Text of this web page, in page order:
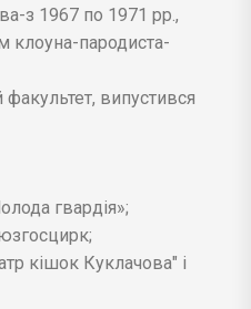
з 1967 по 1971 рр.,
клоуна-пародиста-
факультет, випустився
гвардія»;
кішок Куклачова" і